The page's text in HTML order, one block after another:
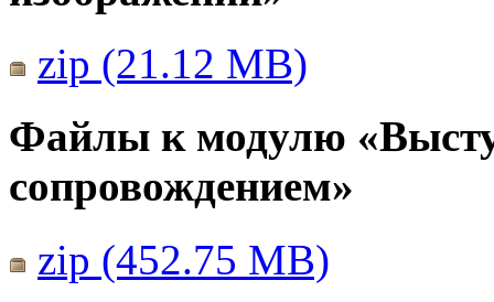
zip (21.12 MB)
Файлы к модулю
сопровождением»
zip (452.75 MB)